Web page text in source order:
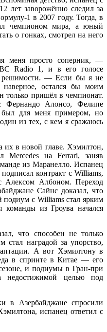
лет заворожённо следил за
1 в 2007 году. Тогда, в
чемпионом мира, а юный
о гонках, смотрел на него
меня просто соперник, —
Radio 1, и в его голосе
решимости. — Если бы я не
остался бы моим
только пришёл в чемпионат.
Фернандо Алонсо, Фелипе
для меня примером, но
из тех, с кем я сражаюсь
их в новой главе. Хэмилтон,
Mercedes на Ferrari, заняв
из Маранелло. Испанец
контракт с Williams,
Алексом Албоном. Переход
Сайнс доказал, что
подиум с Williams стал ярким
команды из Гроува начался
что способен не только
стал наградой за упорство,
А вот Хэмилтону в
в спринте в Китае — его
и подиумы в Гран-при
недостижимой целью под
в Азербайджане спросили
испанец ответил с